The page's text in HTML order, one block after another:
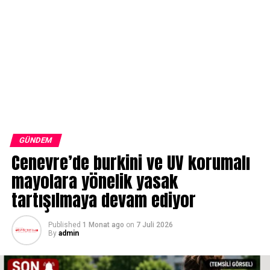
GÜNDEM
Cenevre’de burkini ve UV korumalı
mayolara yönelik yasak
tartışılmaya devam ediyor
Published 1 Monat ago on 7 Juli 2026
By admin